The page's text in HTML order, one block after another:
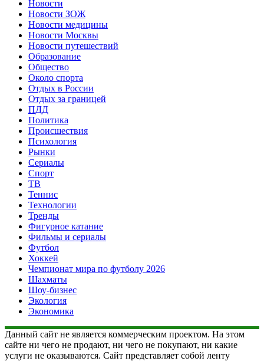
Новости
Новости ЗОЖ
Новости медицины
Новости Москвы
Новости путешествий
Образование
Общество
Около спорта
Отдых в России
Отдых за границей
ПДД
Политика
Происшествия
Психология
Рынки
Сериалы
Спорт
ТВ
Теннис
Технологии
Тренды
Фигурное катание
Фильмы и сериалы
Футбол
Хоккей
Чемпионат мира по футболу 2026
Шахматы
Шоу-бизнес
Экология
Экономика
Данный сайт не является коммерческим проектом. На этом
сайте ни чего не продают, ни чего не покупают, ни какие
услуги не оказываются. Сайт представляет собой ленту